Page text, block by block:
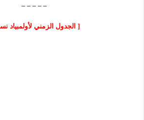
– – – – –
[ الجدول الزمني لأولمبياد